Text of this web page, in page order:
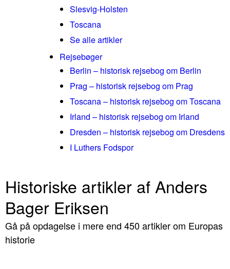
Slesvig-Holsten
Toscana
Se alle artikler
Rejsebøger
Berlin – historisk rejsebog om Berlin
Prag – historisk rejsebog om Prag
Toscana – historisk rejsebog om Toscana
Irland – historisk rejsebog om Irland
Dresden – historisk rejsebog om Dresdens
I Luthers Fodspor
Historiske artikler af Anders
Bager Eriksen
Gå på opdagelse i mere end 450 artikler om Europas
historie